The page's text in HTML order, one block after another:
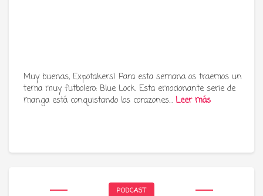
Muy buenas, Expotakers! Para esta semana os traemos un
tema muy futbolero: Blue Lock. Esta emocionante serie de
manga está conquistando los corazones… Leer más
PODCAST